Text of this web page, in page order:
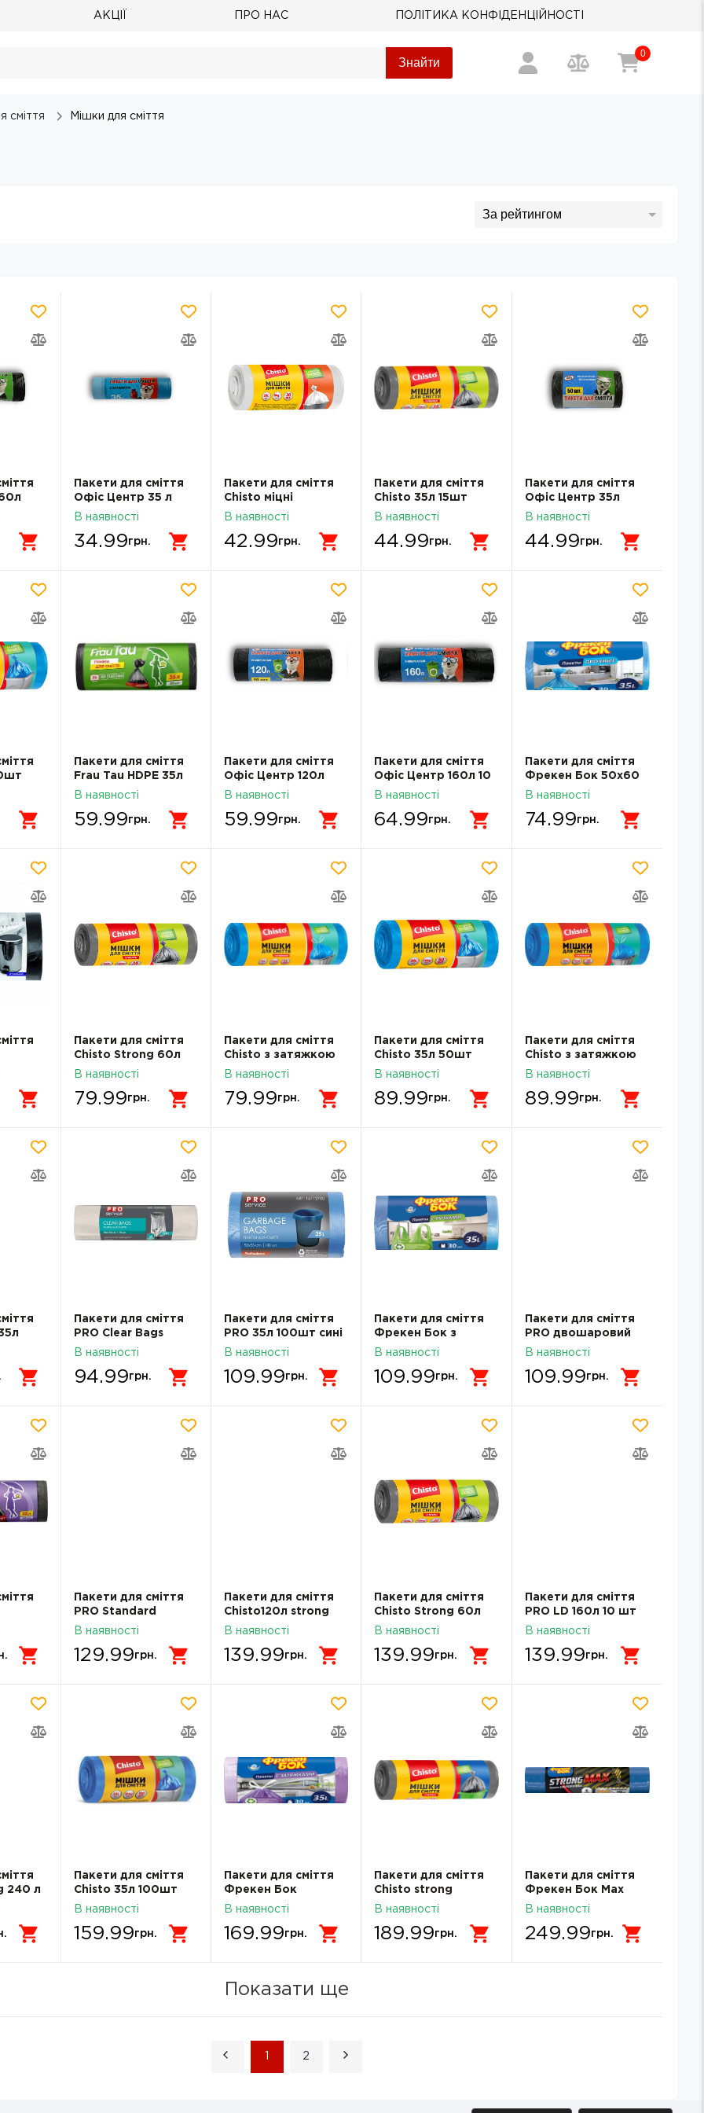
АКЦІЇ ПРО НАС ПОЛІТИКА КОНФІДЕНЦІЙНОСТІ
Знайти
0
сміття Мішки для сміття
Пакети для сміття
Офіс Центр 35 л
15шт з затяжкою
В наявності
34.99грн.
Пакети для сміття
Chisto міцні
20лх30шт
В наявності
42.99грн.
Пакети для сміття
Chisto 35л 15шт
strong
В наявності
44.99грн.
Пакети для сміття
Офіс Центр 35л
50шт ОС112236
В наявності
44.99грн.
Пакети для сміття
Frau Tau HDPE 35л
30шт
В наявності
59.99грн.
Пакети для сміття
Офіс Центр 120л
10шт ОС112239
В наявності
59.99грн.
Пакети для сміття
Офіс Центр 160л 10
шт ОС112240
В наявності
64.99грн.
Пакети для сміття
Фрекен Бок 50х60
35л 30шт чорні
В наявності
74.99грн.
л
Пакети для сміття
Chisto Strong 60л
15шт
В наявності
79.99грн.
Пакети для сміття
Chisto з затяжкою
35л 15шт
В наявності
79.99грн.
Пакети для сміття
Chisto 35л 50шт
міцні
В наявності
89.99грн.
Пакети для сміття
Chisto з затяжкою
60л/10шт
В наявності
89.99грн.
Пакети для сміття
PRO Clear Bags
прозорі 160л 10шт
В наявності
94.99 грн.
Пакети для сміття
PRO 35л 100шт сині
16112700
В наявності
109.99 грн.
Пакети для сміття
Фрекен Бок з
ручками 35л 30шт
В наявності
109.99 грн.
Пакети для смiття
PRO двошаровий
Professional 240л\5
В наявності
109.99 грн.
л 30
Пакети для сміття
PRO Standard
Standard HD Білі 35л
В наявності
129.99грн.
Пакети для сміття
Chisto120л strong
10шт
В наявності
139.99грн.
Пакети для сміття
Chisto Strong 60л
30шт
В наявності
139.99грн.
Пакети для сміття
PRO LD 160л 10 шт
білі
В наявності
139.99грн.
240 л
Пакети для сміття
Chisto 35л 100шт
В наявності
159.99грн.
Пакети для сміття
Фрекен Бок
35л/30шт із
фіолетові
В наявності
169.99грн.
Пакети для сміття
Chisto strong
160лх10шт
В наявності
189.99грн.
Пакети для сміття
Фрекен Бок Мах
240л 5 шт сині
В наявності
249.99грн.
Показати ще
2